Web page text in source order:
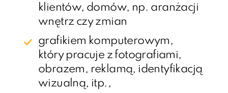
klientów, domów, np. aranżacji
wnętrz czy zmian
grafikiem komputerowym,
który pracuje z fotografiami,
obrazem, reklamą, identyfikacją
wizualną, itp.,